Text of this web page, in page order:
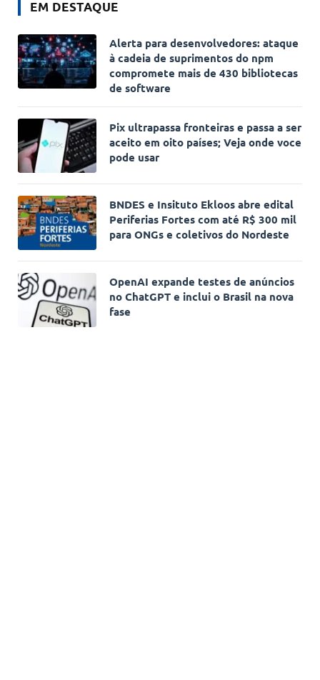
EM DESTAQUE
Alerta para desenvolvedores: ataque
à cadeia de suprimentos do npm
compromete mais de 430 bibliotecas
de software
Pix ultrapassa fronteiras e passa a ser
aceito em oito países; Veja onde voce
pode usar
BNDES e Insituto Ekloos abre edital
Periferias Fortes com até R$ 300 mil
para ONGs e coletivos do Nordeste
OpenAI expande testes de anúncios
no ChatGPT e inclui o Brasil na nova
fase